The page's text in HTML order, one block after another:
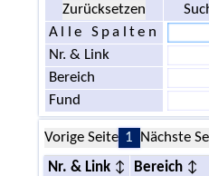
Zurücksetzen
Alle Spalten
Nr. & Link
Bereich
Fund
Vorige Seite 1 Nächste
Nr. & Link Bereich